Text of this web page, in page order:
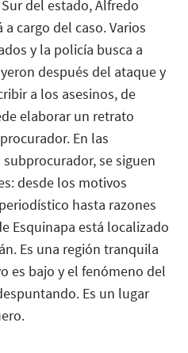
del estado, Alfredo
cargo del caso. Varios
y la policía busca a
después del ataque y
a los asesinos, de
elaborar un retrato
En las
se siguen
desde los motivos
hasta razones
Esquinapa está localizado
Es una región tranquila
es bajo y el fenómeno del
Es un lugar